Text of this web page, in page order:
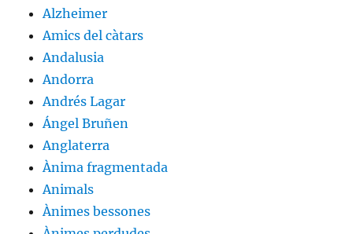
Alzheimer
Amics del càtars
Andalusia
Andorra
Andrés Lagar
Ángel Bruñen
Anglaterra
Ànima fragmentada
Animals
Ànimes bessones